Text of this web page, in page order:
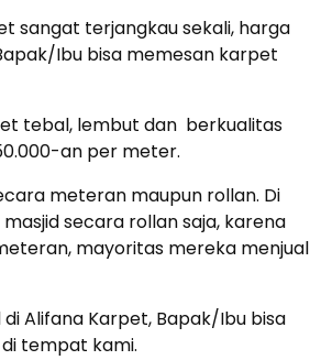
sangat terjangkau sekali, harga
Ibu bisa memesan karpet
tebal, lembut dan berkualitas
an per meter.
meteran maupun rollan. Di
secara rollan saja, karena
mayoritas mereka menjual
Alifana Karpet, Bapak/Ibu bisa
tempat kami.